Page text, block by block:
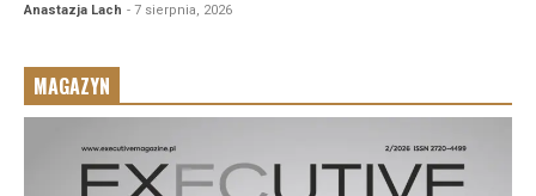
Anastazja Lach - 7 sierpnia, 2026
MAGAZYN